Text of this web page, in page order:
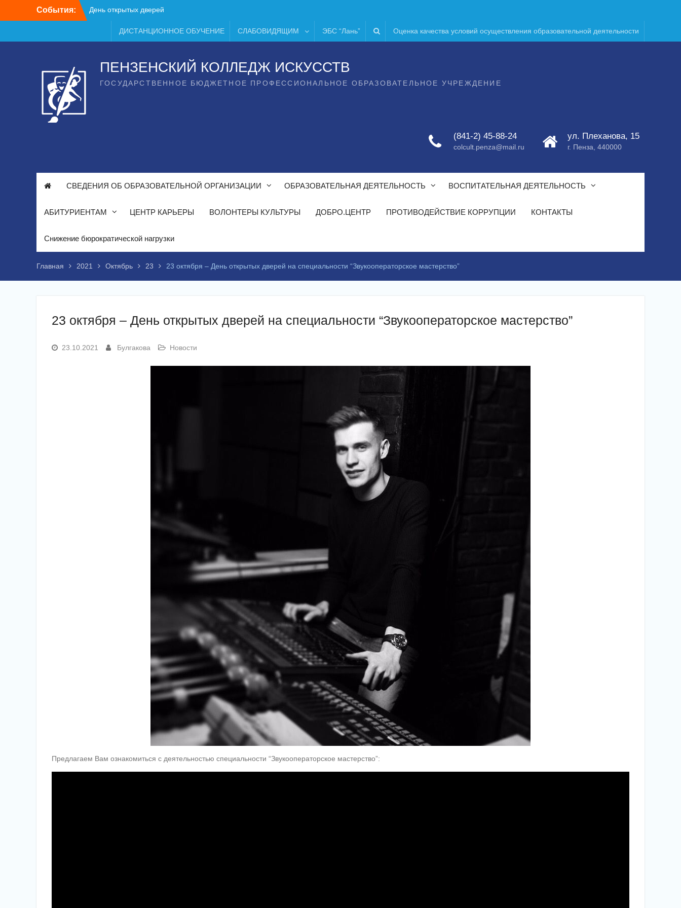
События: День открытых дверей
ДИСТАНЦИОННОЕ ОБУЧЕНИЕ СЛАБОВИДЯЩИМ ЭБС “Лань” Оценка качества условий осуществления образовательной деятельности
ПЕНЗЕНСКИЙ КОЛЛЕДЖ ИСКУССТВ
ГОСУДАРСТВЕННОЕ БЮДЖЕТНОЕ ПРОФЕССИОНАЛЬНОЕ ОБРАЗОВАТЕЛЬНОЕ УЧРЕЖДЕНИЕ
(841-2) 45-88-24
colcult.penza@mail.ru
ул. Плеханова, 15
г. Пенза, 440000
СВЕДЕНИЯ ОБ ОБРАЗОВАТЕЛЬНОЙ ОРГАНИЗАЦИИ ОБРАЗОВАТЕЛЬНАЯ ДЕЯТЕЛЬНОСТЬ ВОСПИТАТЕЛЬНАЯ ДЕЯТЕЛЬНОСТЬ
АБИТУРИЕНТАМ ЦЕНТР КАРЬЕРЫ ВОЛОНТЕРЫ КУЛЬТУРЫ ДОБРО.ЦЕНТР ПРОТИВОДЕЙСТВИЕ КОРРУПЦИИ КОНТАКТЫ
Снижение бюрократической нагрузки
Главная 2021 Октябрь 23 23 октября – День открытых дверей на специальности “Звукооператорское мастерство”
23 октября – День открытых дверей на специальности “Звукооператорское мастерство”
23.10.2021 Булгакова Новости
Предлагаем Вам ознакомиться с деятельностью специальности “Звукооператорское мастерство”: